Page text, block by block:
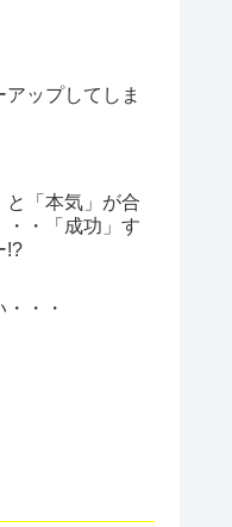
アップしてしま
と「本気」が合
・・「成功」す
!?
・・